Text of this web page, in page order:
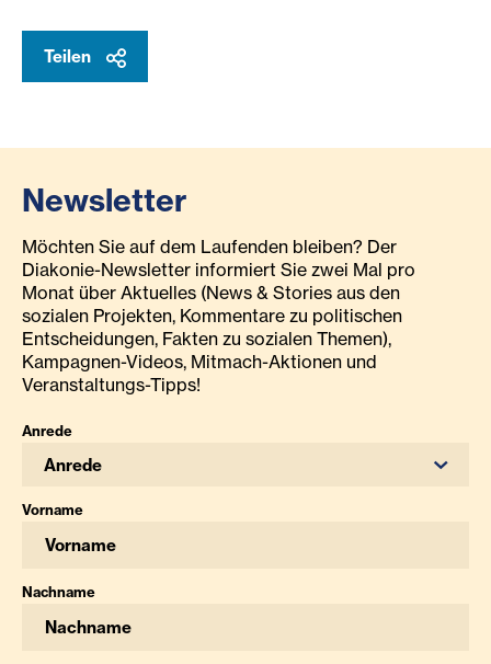
Teilen
Newsletter
Möchten Sie auf dem Laufenden bleiben? Der
Diakonie-Newsletter informiert Sie zwei Mal pro
Monat über Aktuelles (News & Stories aus den
sozialen Projekten, Kommentare zu politischen
Entscheidungen, Fakten zu sozialen Themen),
Kampagnen-Videos, Mitmach-Aktionen und
Veranstaltungs-Tipps!
Anrede
Anrede
Vorname
Nachname